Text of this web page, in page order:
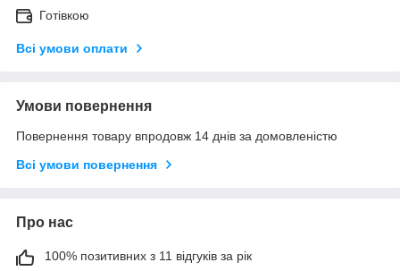
Готівкою
Всі умови оплати
Умови повернення
Повернення товару впродовж 14 днів за домовленістю
Всі умови повернення
Про нас
100% позитивних з 11 відгуків за рік